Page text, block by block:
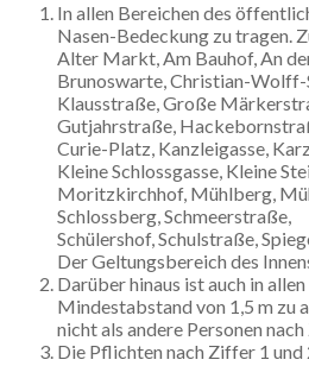
In allen Bereichen des
Nasen-Bedeckung zu tragen.
Alter Markt, Am Bauhof, An
Brunoswarte, Christian-Wolff-
Klausstraße, Große
Gutjahrstraße,
Curie-Platz, Kanzleigasse,
Kleine Schlossgasse, Kleine
Moritzkirchhof, Mühlberg,
Schlossberg, Schmeerstraße,
Schülershof, Schulstraße,
Der Geltungsbereich des
Darüber hinaus ist auch in
Mindestabstand von 1,5 m zu
nicht als andere Personen
Die Pflichten nach Ziffer 1